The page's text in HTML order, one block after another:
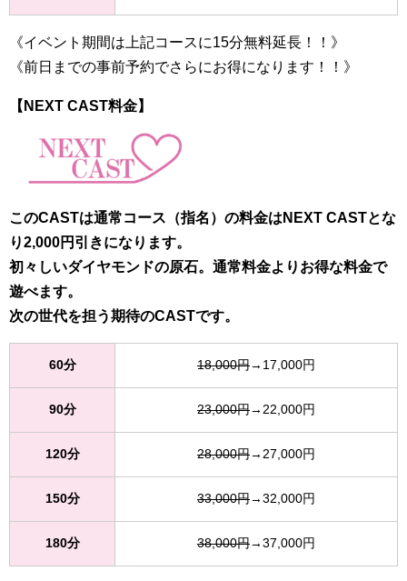
《イベント期間は上記コースに15分無料延長！！》
《前日までの事前予約でさらにお得になります！！》
【NEXT CAST料金】
このCASTは通常コース（指名）の料金はNEXT CASTとな
り2,000円引きになります。
初々しいダイヤモンドの原石。通常料金よりお得な料金で
遊べます。
次の世代を担う期待のCASTです。
60分 18,000円→17,000円
90分 23,000円→22,000円
120分 28,000円→27,000円
150分 33,000円→32,000円
180分 38,000円→37,000円